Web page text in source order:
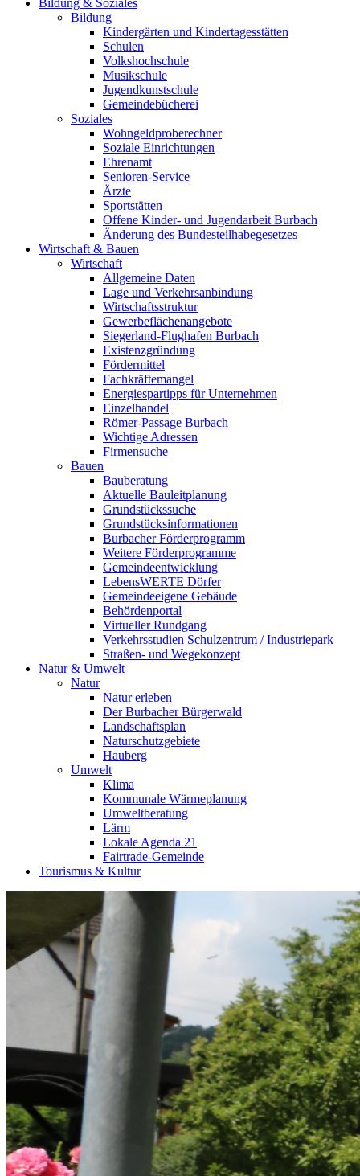
Bildung & Soziales
Bildung
Kindergärten und Kindertagesstätten
Schulen
Volkshochschule
Musikschule
Jugendkunstschule
Gemeindebücherei
Soziales
Wohngeldproberechner
Soziale Einrichtungen
Ehrenamt
Senioren-Service
Ärzte
Sportstätten
Offene Kinder- und Jugendarbeit Burbach
Änderung des Bundesteilhabegesetzes
Wirtschaft & Bauen
Wirtschaft
Allgemeine Daten
Lage und Verkehrsanbindung
Wirtschaftsstruktur
Gewerbeflächenangebote
Siegerland-Flughafen Burbach
Existenzgründung
Fördermittel
Fachkräftemangel
Energiespartipps für Unternehmen
Einzelhandel
Römer-Passage Burbach
Wichtige Adressen
Firmensuche
Bauen
Bauberatung
Aktuelle Bauleitplanung
Grundstückssuche
Grundstücksinformationen
Burbacher Förderprogramm
Weitere Förderprogramme
Gemeindeentwicklung
LebensWERTE Dörfer
Gemeindeeigene Gebäude
Behördenportal
Virtueller Rundgang
Verkehrsstudien Schulzentrum / Industriepark
Straßen- und Wegekonzept
Natur & Umwelt
Natur
Natur erleben
Der Burbacher Bürgerwald
Landschaftsplan
Naturschutzgebiete
Hauberg
Umwelt
Klima
Kommunale Wärmeplanung
Umweltberatung
Lärm
Lokale Agenda 21
Fairtrade-Gemeinde
Tourismus & Kultur